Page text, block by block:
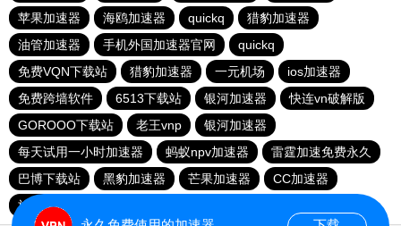
苹果加速器
海鸥加速器 quickq
猎豹加速器
油管加速器
手机外国加速器官网
quickq
免费VQN下载站
猎豹加速器 一元机场
ios加速器
免费跨墙软件
6513下载站 银河加速器
快连vn破解版
GOROOO下载站
老王vnp
银河加速器
每天试用一小时加速器
蚂蚁npv加速器
雷霆加速免费永久
巴博下载站
黑豹加速器 芒果加速器
CC加速器
旋风pvn加速器